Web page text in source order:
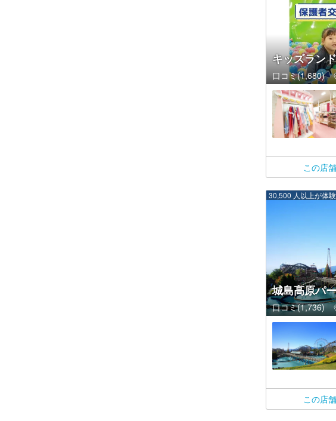
キッズラン
口コミ(1,680)
この店
城島高原パ
口コミ(1,736)
30,500 人以上が体
この店